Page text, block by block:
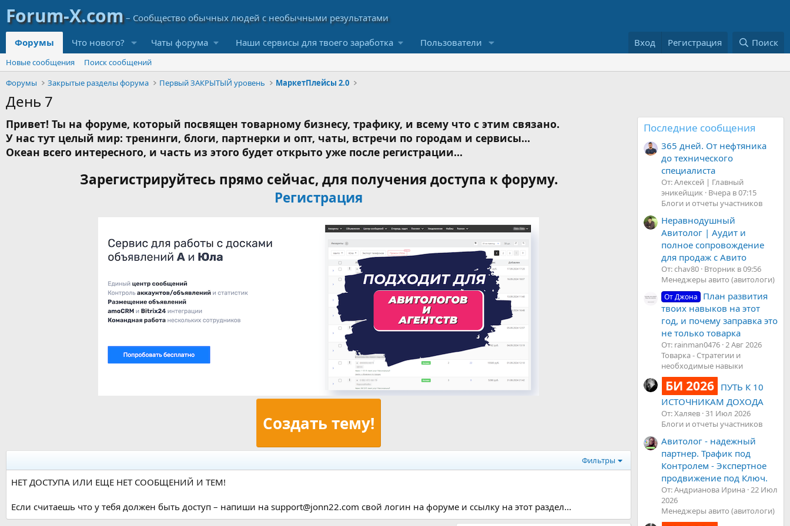
Форумы Что нового? Чаты форума Наши сервисы для твоего заработка Пользователи Вход Регистрация Поиск
Новые сообщения
Поиск сообщений
Форумы
Закрытые разделы форума Первый ЗАКРЫТЫЙ уровень МаркетПлейсы 2.0
День 7
Привет! Ты на форуме, который посвящен товарному бизнесу, трафику, и всему что с этим связано.
У нас тут целый мир: тренинги, блоги, партнерки и опт, чаты, встречи по городам и сервисы...
Океан всего интересного, и часть из этого будет открыто уже после регистрации...
Зарегистрируйтесь прямо сейчас, для получения доступа к форуму.
Регистрация
Создать тему!
Фильтры
НЕТ ДОСТУПА ИЛИ ЕЩЕ НЕТ СООБЩЕНИЙ И ТЕМ!
Если считаешь что у тебя должен быть доступ – напиши на support@jonn22.com свой логин на форуме и ссылку на этот раздел...
Последние сообщения
365 дней. От нефтяника
до технического
специалиста
От: Алексей | Главный
эникейщик Вчера в 07:15
Блоги и отчеты участников
Неравнодушный
Авитолог | Аудит и
полное сопровождение
для продаж с Авито
От: chav80 Вторник в 09:56
Менеджеры авито (авитологи)
От Джона
План развития
твоих навыков на этот
год, и почему заправка это
не только товарка
От: rainman0476 2 Авг 2026
Товарка - Стратегии и
необходимые навыки
БИ 2026 ПУТЬ К 10
ИСТОЧНИКАМ ДОХОДА
От: Халяев 31 Июл 2026
Блоги и отчеты участников
Авитолог - надежный
партнер. Трафик под
Контролем - Экспертное
продвижение под Ключ.
От: Андрианова Ирина 22 Июл
2026
Менеджеры авито (авитологи)